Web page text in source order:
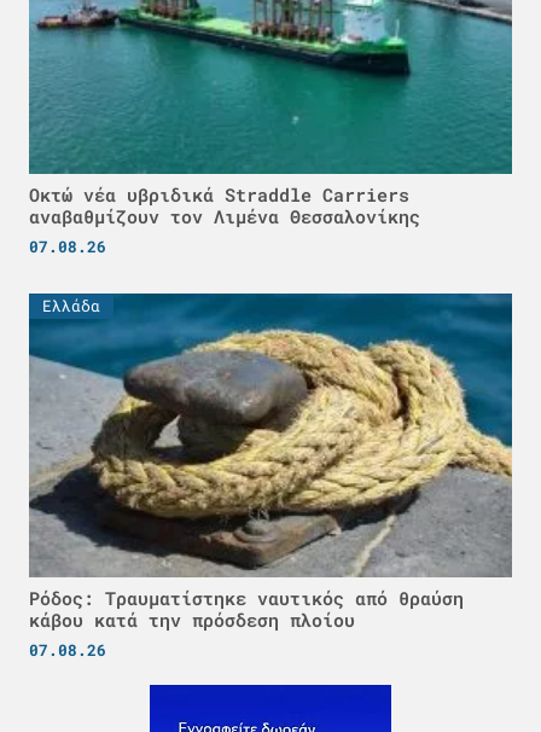
Οκτώ νέα υβριδικά Straddle Carriers
αναβαθμίζουν τον Λιμένα Θεσσαλονίκης
07.08.26
Ελλάδα
Ρόδος: Τραυματίστηκε ναυτικός από θραύση
κάβου κατά την πρόσδεση πλοίου
07.08.26